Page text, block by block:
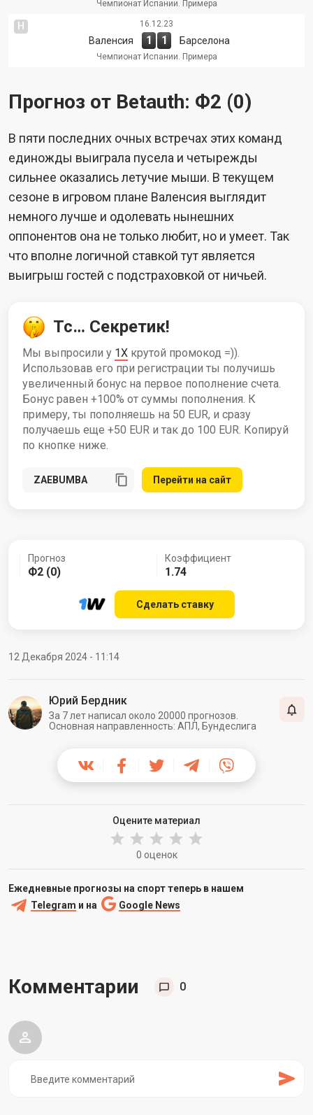
Чемпионат Испании. Примера
Н 16.12.23
Валенсия 1 1 Барселона
Чемпионат Испании. Примера
Прогноз от Betauth: Ф2 (0)
В пяти последних очных встречах этих команд
единожды выиграла пусела и четырежды
сильнее оказались летучие мыши. В текущем
сезоне в игровом плане Валенсия выглядит
немного лучше и одолевать нынешних
оппонентов она не только любит, но и умеет. Так
что вполне логичной ставкой тут является
выигрыш гостей с подстраховкой от ничьей.
Тс… Секретик!
Мы выпросили у 1X крутой промокод =)).
Использовав его при регистрации ты получишь
увеличенный бонус на первое пополнение счета.
Бонус равен +100% от суммы пополнения. К
примеру, ты пополняешь на 50 EUR, и сразу
получаешь еще +50 EUR и так до 100 EUR. Копируй
по кнопке ниже.
Перейти на сайт
Прогноз
Ф2 (0)
Коэффициент
1.74
Сделать ставку
12 Декабря 2024 - 11:14
Юрий Бердник
За 7 лет написал около 20000 прогнозов.
Основная направленность: АПЛ, Бундеслига
Оцените материал
0 оценок
Ежедневные прогнозы на спорт теперь в нашем
Telegram и на Google News
Комментарии 0